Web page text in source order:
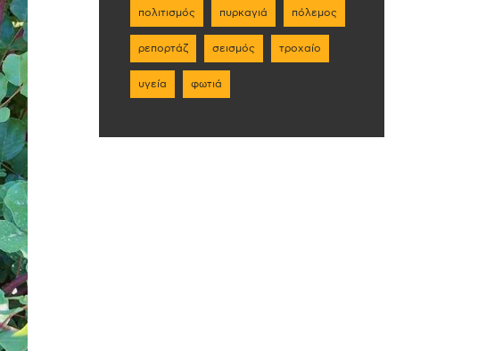
πολιτισμός πυρκαγιά πόλεμος
ρεπορτάζ σεισμός τροχαίο
υγεία φωτιά